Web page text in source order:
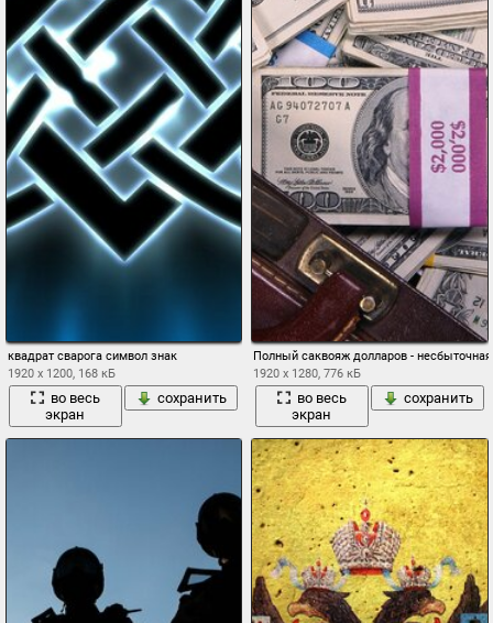
квадрат сварога символ знак
1920 x 1200, 168 кБ
во весь
экран
сохранить
Полный саквояж долларов - несбыточная
1920 x 1280, 776 кБ
во весь
экран
сохранить